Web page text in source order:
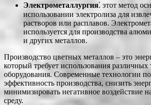
Электрометаллургия⁚ этот метод
использовании электролиза для
растворов или расплавов.
используется для производства
и других металлов.
Производство цветных металлов – это
который требует использования различных
оборудования. Современные технологии
эффективность производства, снизить
минимизировать негативное воздействие
среду.